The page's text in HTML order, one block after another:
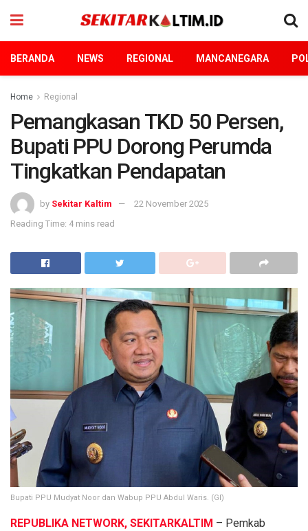
BERANDA NEWS REGIONAL MANCANEGARA
Home Regional
Pemangkasan TKD 50 Persen,
Bupati PPU Dorong Perumda
Tingkatkan Pendapatan
by Sekitar Kaltim
22 November 2025
Reading Time: 4 mins read
Bupati PPU Mudyat Noor dan Wabup PPU Abdul Waris. (GI)
REPUBLIKA NETWORK, SEKITARKALTIM – Pemkab